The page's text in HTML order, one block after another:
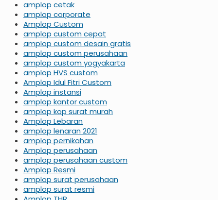
amplop cetak
amplop corporate
Amplop Custom
amplop custom cepat
amplop custom desain gratis
amplop custom perusahaan
amplop custom yogyakarta
amplop HVS custom
Amplop Idul Fitri Custom
Amplop instansi
amplop kantor custom
amplop kop surat murah
Amplop Lebaran
amplop lenaran 2021
amplop pernikahan
Amplop perusahaan
amplop perusahaan custom
Amplop Resmi
amplop surat perusahaan
amplop surat resmi